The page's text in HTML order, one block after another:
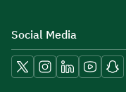
Social Media